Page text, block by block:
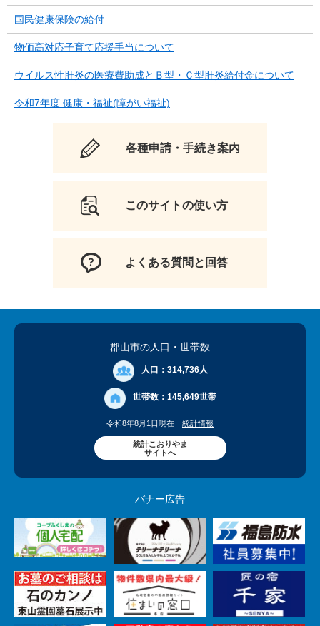
国民健康保険の給付
物価高対応子育て応援手当について
ウイルス性肝炎の医療費助成とＢ型・Ｃ型肝炎給付金について
令和7年度 健康・福祉(障がい福祉)
各種申請・手続き案内
このサイトの使い方
よくある質問と回答
郡山市の人口 ・世帯数
人口： 314,736人
世帯数： 145,649世帯
令和8年8月1日現在 統計情報
統計こおりやま
サイトへ
バナー広告